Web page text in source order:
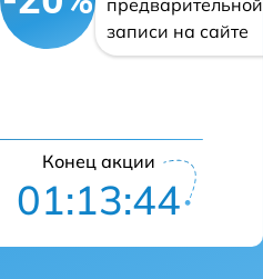
записи на сайте
Конец акции
01:13:43